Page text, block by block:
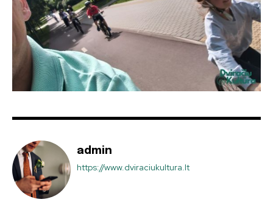
admin
https://www.dviraciukultura.lt